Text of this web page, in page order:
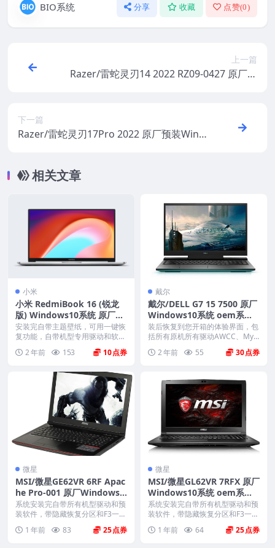
BIO系统 分享 收藏 点赞(0)
上一篇
Razer/雷蛇灵刃14 2022 RZ09-0427 原厂预
下一篇
Razer/雷蛇灵刃17Pro 2022 原厂预装Wind
相关文章
小米
小米 RedmiBook 16 (锐龙
版) Windows10系统 原厂oe
m系统镜像
安装完自带主题壁纸，可用一键恢
复功能，自带机型专用驱动和软
件，将电脑恢复到出厂时...
2 年前 153 10
戴尔
戴尔/DELL G7 15 7500 原厂
Windows10系统 oem系统
不带F12功能
装后恢复到您开箱的体验界面，包
括所有原机所有驱动AWCC、Myd
2 年前 55 30
微星
MSI/微星GE62VR 6RF Apac
he Pro-001 原厂Windows1
0系统 oem系统 带F3一键恢
复
系统安装完自带所有机型驱动和预
装软件，带隐藏恢复分区和F3一键
还原，恢复到新机开...
1 年前 83 25
微星
MSI/微星GL62VR 7RFX 原厂
Windows10系统 oem系统
带F3一键恢复
系统安装完自带所有机型驱动和预
装软件，带隐藏恢复分区和F3一键
还原，恢复到新机开...
1 年前 64 25